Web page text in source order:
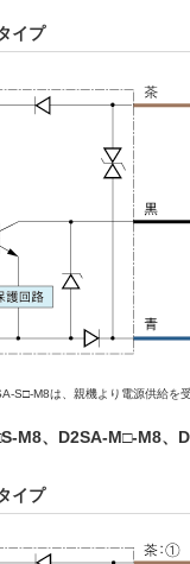
イプ
S□-M8は、親機より電源供給を
M8、D2SA-M□-M8、
イプ